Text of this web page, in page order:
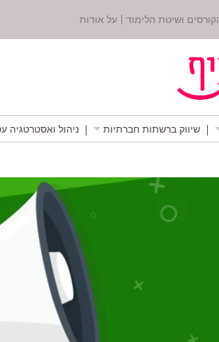
ושיטת הלימוד על אודות
שיווק ברשתות חברתיות ניהול ואסטרטגיה